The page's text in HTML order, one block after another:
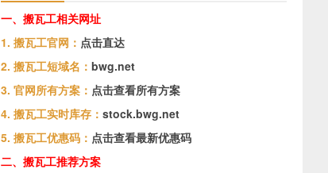
一、搬瓦工相关网址
1. 搬瓦工官网： 点击直达
2. 搬瓦工短域名： bwg.net
3. 官网所有方案： 点击查看所有方案
4. 搬瓦工实时库存： stock.bwg.net
5. 搬瓦工优惠码： 点击查看最新优惠码
二、搬瓦工推荐方案